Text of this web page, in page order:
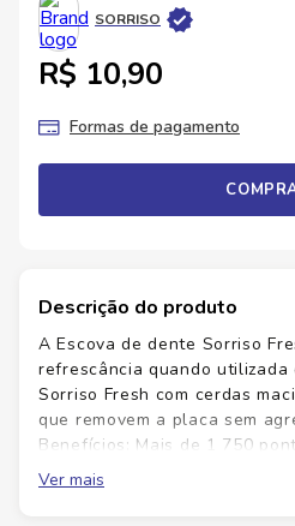
SORRISO
R$ 10,90
Formas de pagamento
Descrição do produto
A Escova de dente Sorriso
refrescância quando utilizada
Sorriso Fresh com cerdas
que removem a placa sem
Benefícios: Mais de 1 750
macias e afuniladas,
ajudam a remover a placa
Ver mais
5º arroz